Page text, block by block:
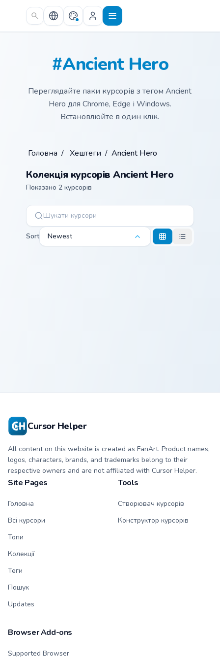
Skip to main content
#Ancient Hero
Переглядайте паки курсорів з тегом Ancient
Hero для Chrome, Edge і Windows.
Встановлюйте в один клік.
Головна / Хештеги / Ancient Hero
Колекція курсорів Ancient Hero
Показано 2 курсорів
Sort Newest
Cursor Helper
All content on this website is created as FanArt. Product names,
logos, characters, brands, and trademarks belong to their
respective owners and are not affiliated with Cursor Helper.
Site Pages
Головна
Всі курсори
Топи
Колекції
Теги
Пошук
Updates
Tools
Створювач курсорів
Конструктор курсорів
Browser Add-ons
Supported Browser